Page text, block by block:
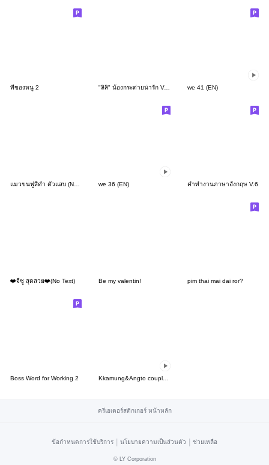
พี่ของหนู 2 "ลิลิ" น้องกระต่ายน่ารัก V.4 - แชทน่ารัก we 41 (EN)
we 36 (EN) คำทำงานภาษาอังกฤษ V.6
❤️จีซู สุดสวย❤️(No Text) Be my valentin! pim thai mai dai ror?
Boss Word for Working 2
ครีเอเตอร์สติกเกอร์ หน้าหลัก
ข้อกำหนดการใช้บริการ | นโยบายความเป็นส่วนตัว | ช่วยเหลือ
© LY Corporation